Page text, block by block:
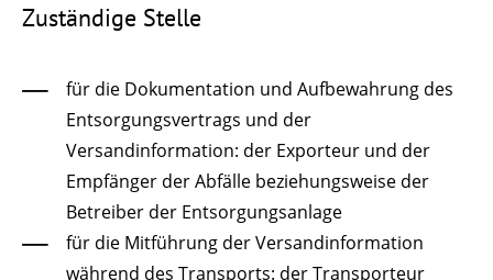
Zuständige Stelle
für die Dokumentation und Aufbewahrung des
Entsorgungsvertrags und der
Versandinformation: der Exporteur und der
Empfänger der Abfälle beziehungsweise der
Betreiber der Entsorgungsanlage
für die Mitführung der Versandinformation
während des Transports: der Transporteur